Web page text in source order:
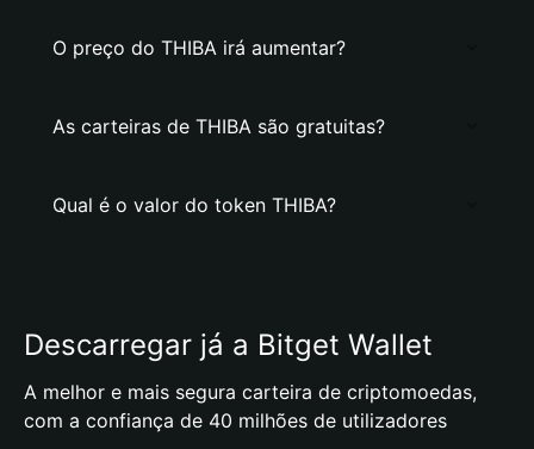
O preço do THIBA irá aumentar?
As carteiras de THIBA são gratuitas?
Qual é o valor do token THIBA?
Descarregar já a Bitget Wallet
A melhor e mais segura carteira de criptomoedas,
com a confiança de 40 milhões de utilizadores